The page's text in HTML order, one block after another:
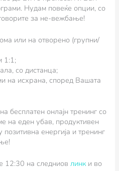
Нудам повеќе опции, со
за не-вежбање!
или на отворено (групни/
1:1;
со дистанца;
на исхрана, според Вашата
бесплатен онлајн тренинг со
на еден убав, продуктивен
енергија и тренинг
12:30 на следниовлинк и во